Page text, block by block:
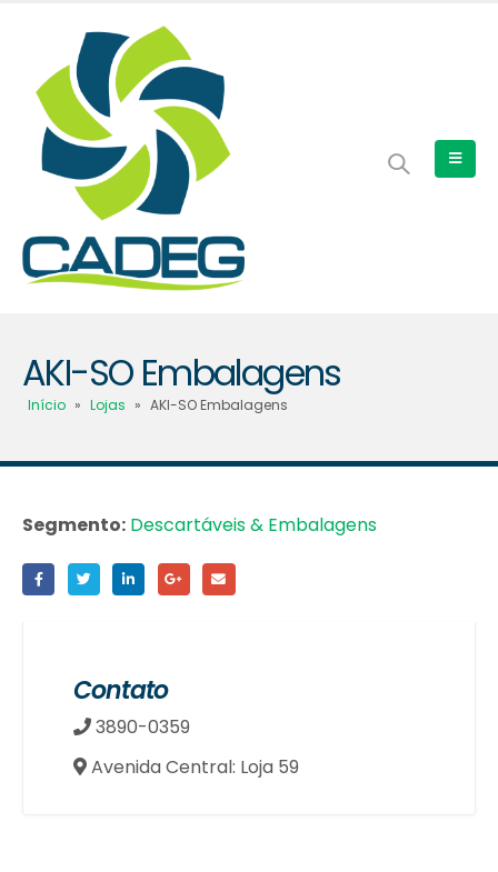
AKI-SO Embalagens
Início » Lojas » AKI-SO Embalagens
Segmento: Descartáveis & Embalagens
Contato
3890-0359
Avenida Central: Loja 59